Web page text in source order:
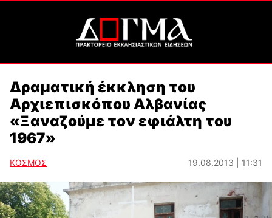
Δραματική έκκληση του
Αρχιεπισκόπου Αλβανίας
«Ξαναζούμε τον εφιάλτη του
1967»
ΚΟΣΜΟΣ 19.08.2013 | 11:31